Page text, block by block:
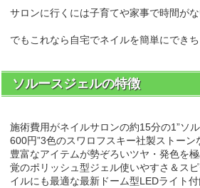
サロンに行くには子育てや家事で時間がな
でもこれなら自宅でネイルを簡単にできち
ソルースジェルの特徴
施術費用がネイルサロンの約15分の1”ソ
600円”3色のスワロフスキー社製ストーン
豊富なアイテムが勢ぞろいツヤ・発色を
覚のポリッシュ型ジェル使いやすさ＆ス
イルにも最適な最新ドーム型LEDライト